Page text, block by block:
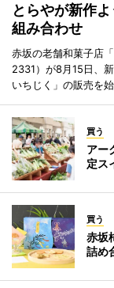
とらやが新作
組み合わせ
赤坂の老舗和菓子店
2331）が8月15日、
いちじく」の販売を始
買う
アー
定ス
買う
赤坂
詰め